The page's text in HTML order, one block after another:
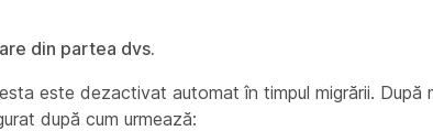
din partea dvs.
este dezactivat automat în timpul migrării. După
după cum urmează: